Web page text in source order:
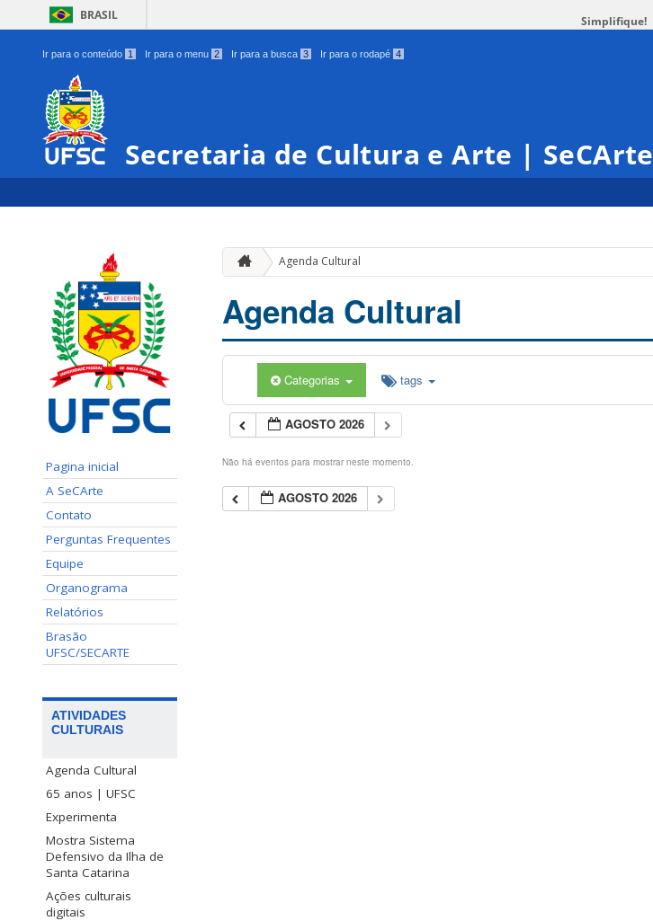
BRASIL Simplifique!
Ir para o conteúdo 1 Ir para o menu 2 Ir para a busca 3 Ir para o rodapé 4
Secretaria de Cultura e Arte | SeCArte
Pagina inicial
A SeCArte
Contato
Perguntas Frequentes
Equipe
Organograma
Relatórios
Brasão
UFSC/SECARTE
ATIVIDADES
CULTURAIS
Agenda Cultural
65 anos | UFSC
Experimenta
Mostra Sistema
Defensivo da Ilha de
Santa Catarina
Ações culturais
digitais
Agenda Cultural
Agenda Cultural
Categorias tags
AGOSTO 2026
Não há eventos para mostrar neste momento.
AGOSTO 2026